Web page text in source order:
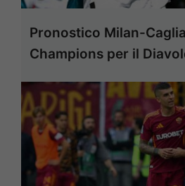
Pronostico Milan-
Champions per il